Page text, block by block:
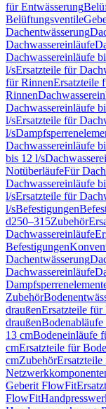
für Entwässerung
Belüftungsventile
Dachentwässerung
Dachwassereinläufe
Dachwassereinläufe
l/sErsatzteile für
für RinnenErsatzteile
Rinnen
Dachwassereinläufe
l/sErsatzteile für
l/s
Dachwassereinläufe
bis 12 l/s
NotüberläufeFür
Dachwassereinläufe
l/sErsatzteile für
l/sBefestigungen
d250–315Zubehör
Dachwassereinläufe
Befestigungen
Dachentwässerung
Dachwassereinläufe
Zubehör
draußenErsatzteile für
draußen
13 cmBodeneinläufe
cmErsatzteile für
cmZubehör
Geberit FlowFit
FlowFit